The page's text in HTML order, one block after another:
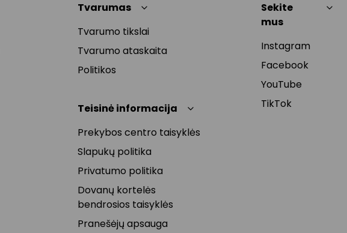
Tvarumas
Tvarumo tikslai
Tvarumo ataskaita
Politikos
Teisinė informacija
Prekybos centro taisyklės
Slapukų politika
Privatumo politika
Dovanų kortelės
bendrosios taisyklės
Pranešėjų apsauga
Sekite
mus
Instagram
Facebook
YouTube
TikTok